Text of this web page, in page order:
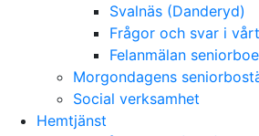
Svalnäs (Danderyd)
Frågor och svar i
Felanmälan
Morgondagens
Social verksamhet
Hemtjänst